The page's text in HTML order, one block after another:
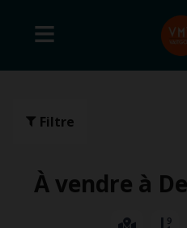
Filtre
À vendre à